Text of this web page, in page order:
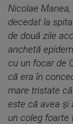
Nicolae
decedat la
de două zile
anchetă
cu un focar de
că era în
mare tristate
este că avea şi
un coleg foarte